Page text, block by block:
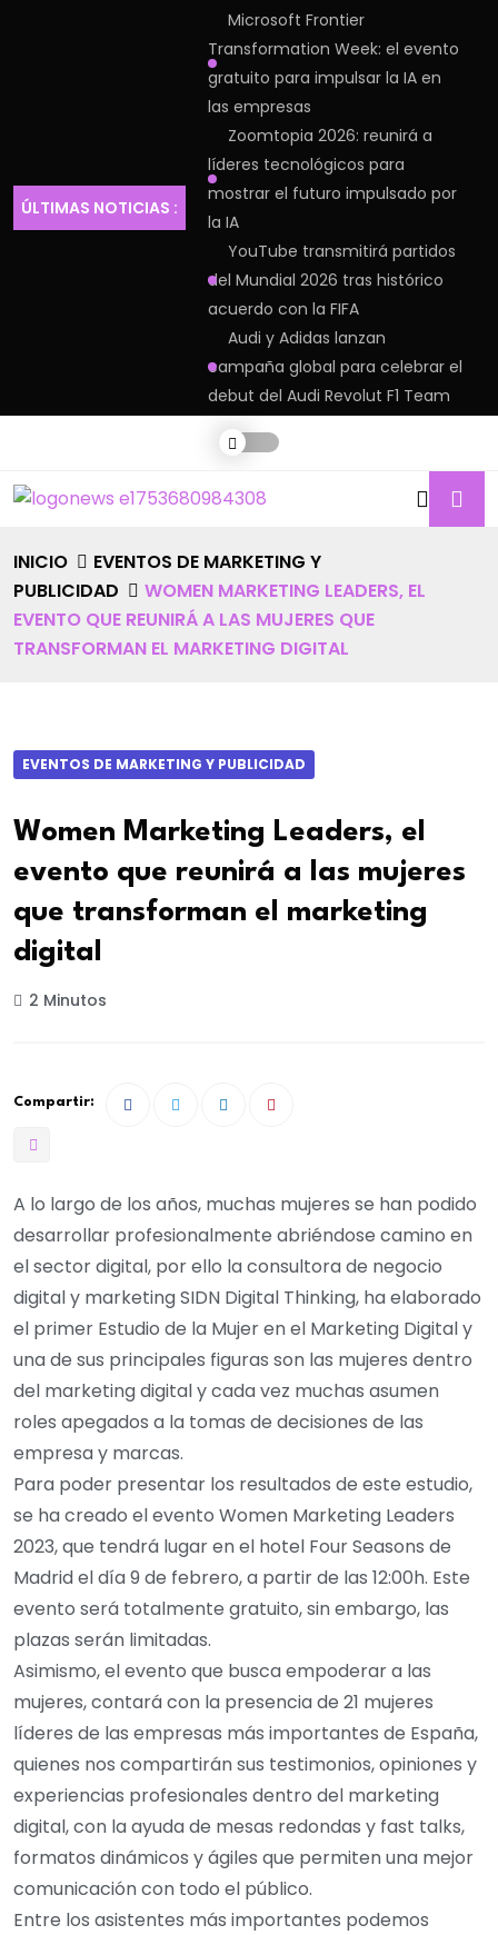
ÚLTIMAS NOTICIAS :
Microsoft Frontier
Transformation Week: el evento
gratuito para impulsar la IA en
las empresas
Zoomtopia 2026: reunirá a
líderes tecnológicos para
mostrar el futuro impulsado por
la IA
YouTube transmitirá partidos
del Mundial 2026 tras histórico
acuerdo con la FIFA
Audi y Adidas lanzan
campaña global para celebrar el
debut del Audi Revolut F1 Team
INICIO
EVENTOS DE MARKETING Y
PUBLICIDAD
WOMEN MARKETING LEADERS, EL
EVENTO QUE REUNIRÁ A LAS MUJERES QUE
TRANSFORMAN EL MARKETING DIGITAL
EVENTOS DE MARKETING Y PUBLICIDAD
Women Marketing Leaders, el
evento que reunirá a las mujeres
que transforman el marketing
digital
2 Minutos
Compartir:
A lo largo de los años, muchas mujeres se han podido
desarrollar profesionalmente abriéndose camino en
el sector digital, por ello la consultora de negocio
digital y marketing SIDN Digital Thinking, ha elaborado
el primer Estudio de la Mujer en el Marketing Digital y
una de sus principales figuras son las mujeres dentro
del marketing digital y cada vez muchas asumen
roles apegados a la tomas de decisiones de las
empresa y marcas.
Para poder presentar los resultados de este estudio,
se ha creado el evento Women Marketing Leaders
2023, que tendrá lugar en el hotel Four Seasons de
Madrid el día 9 de febrero, a partir de las 12:00h. Este
evento será totalmente gratuito, sin embargo, las
plazas serán limitadas.
Asimismo, el evento que busca empoderar a las
mujeres, contará con la presencia de 21 mujeres
líderes de las empresas más importantes de España,
quienes nos compartirán sus testimonios, opiniones y
experiencias profesionales dentro del marketing
digital, con la ayuda de mesas redondas y fast talks,
formatos dinámicos y ágiles que permiten una mejor
comunicación con todo el público.
Entre los asistentes más importantes podemos